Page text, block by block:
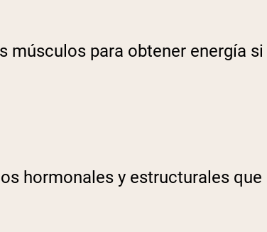
músculos para obtener energía si
hormonales y estructurales que